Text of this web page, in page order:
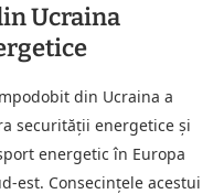
Ucraina
din Ucraina a
securității energetice și
energetic în Europa
est. Consecințele acestui